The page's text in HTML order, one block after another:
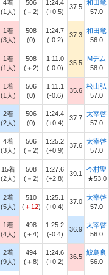
4着
(1人)
506
(－2)
1:24.4
(+0.5)
37.5
和田竜
57.0
1着
(3人)
508
(0)
1:24.7
(-0.2)
37.3
和田竜
56.0
1着
(1人)
508
(＋2)
1:11.0
(-0.0)
35.5
Mデム
58.0
1着
(1人)
506
(0)
1:11.1
(-0.6)
35.6
松山弘
57.0
2着
(2人)
506
(0)
1:24.4
(+0.4)
37.7
太宰啓
57.0
4着
(3人)
506
(－2)
1:25.2
(+0.9)
37.6
太宰啓
57.0
15着
(2人)
508
(－2)
1:27.6
(+2.8)
39.1
今村聖
★53.0
2着
(5人)
510
(＋12)
1:25.1
(+0.4)
37.0
太宰啓
57.0
1着
(4人)
498
(＋4)
1:25.2
(-0.4)
36.9
太宰啓
56.0
2着
(9人)
494
(＋8)
1:24.6
(+0.2)
36.5
鮫島良
56.0